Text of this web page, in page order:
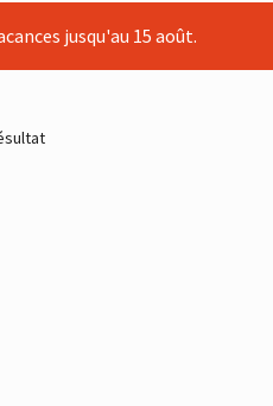
jusqu'au 15 août.